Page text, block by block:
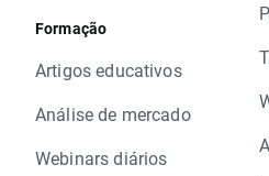
Formação
Artigos educativos
Análise de mercado
Webinars diários